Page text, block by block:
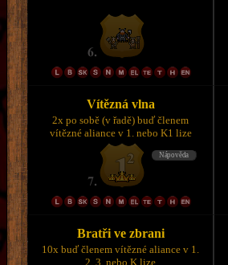
Vítězná vlna
2x po sobě (v řadě) buď členem
vítězné aliance v 1. nebo K1 lize
Bratři ve zbrani
10x buď členem vítězné aliance v 1.
2. 3. nebo K lize